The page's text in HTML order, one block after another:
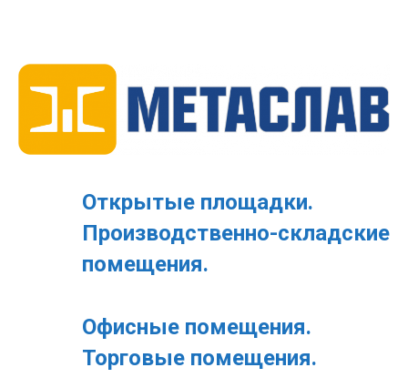
Открытые площадки.
Производственно-складские
помещения.
Офисные помещения.
Торговые помещения.